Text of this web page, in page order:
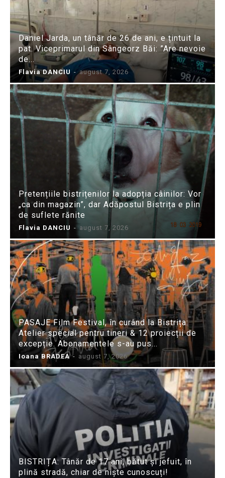
Daniel Jarda, un tânăr de 26 de ani, e țintuit la
pat. Viceprimarul din Sângeorz Băi: ”Are nevoie
de...
Flavia DANCIU - august 7, 2026
Pretențiile bistrițenilor la adopția câinilor: Vor
„ca din magazin”, dar Adăpostul Bistrița e plin
de suflete rănite
Flavia DANCIU - august 7, 2026
PASAJE Film Festival, în curând la Bistrița:
Atelier special pentru tineri & 12 proiecții de
excepție. Abonamentele s-au pus...
Ioana BRADEA - august 7, 2026
BISTRIȚA: Tânăr de 17 ani, bătut și jefuit, în
plină stradă, chiar de niște cunoscuți!